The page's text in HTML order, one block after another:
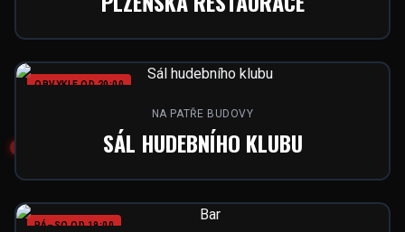
OBVYKLE OD 20:00
NA PATŘE BUDOVY
SÁL HUDEBNÍHO KLUBU
PÁ–SO OD 19:00